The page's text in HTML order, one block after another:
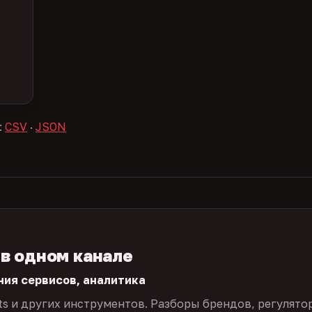
CSV · JSON
одном канале
сервисов, аналитика
и других инструментов. Разборы брендов,